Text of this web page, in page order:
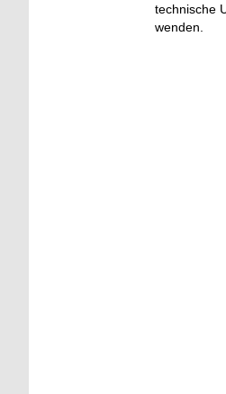
technische
wenden.